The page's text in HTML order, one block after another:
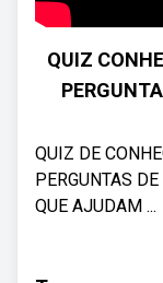
QUIZ
QUIZ DE
PERGUNTAS
QUE AJUDAM ...